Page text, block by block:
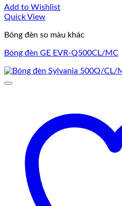
Add to Wishlist
Quick View
Bóng đèn so màu khác
Bóng đèn GE EVR-Q500CL/MC